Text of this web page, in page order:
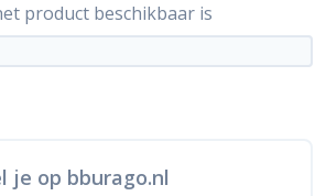
product beschikbaar is
je op bburago.nl